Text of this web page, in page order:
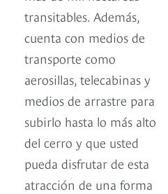
transitables. Además,
cuenta con medios de
transporte como
aerosillas, telecabinas y
medios de arrastre para
subirlo hasta lo más alto
del cerro y que usted
pueda disfrutar de esta
atracción de una forma